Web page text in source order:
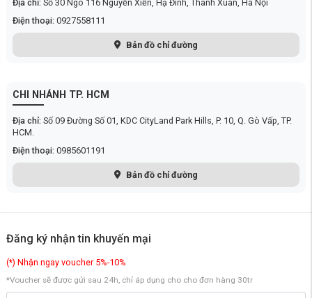
Hỗ trợ sẵn 3 mức định lượng nước đáp ứng đa
lợi tối đa với khả năng lựa chọn 3 mức định lượng lấy nước bao gồm
300ml, 1.2L và 20L, phù hợp nhu cầu sử dụng từ cốc lớn đến cốc vừa.
Người dùng chỉ cần chọn lượng nước mình cần và máy sẽ tự động dừng
khi đầy mà không cần phải giám sát trong quá trình lấy nước. Tính năng
này đặc biệt hữu ích với người có lối sống bận rộn, bạn có thể thoải mái
làm những công việc khác mà không cần phải lo lắng.
Địa chỉ: Số 30 Ngõ 116 Nguyễn Xiễn, Hạ Đình, Thanh Xuân, Hà Nội
Điện thoại: 0927558111
Bản đồ chỉ đường
CHI NHÁNH TP. HCM
Địa chỉ: Số 09 Đường Số 01, KDC CityLand Park Hills, P. 10, Q. Gò Vấp, TP.
HCM.
Điện thoại: 0985601191
Bản đồ chỉ đường
Đăng ký nhận tin khuyến mại
(*) Nhận ngay voucher 5%-10%
*Voucher sẽ được gửi sau 24h, chỉ áp dụng cho cho đơn hàng 30tr